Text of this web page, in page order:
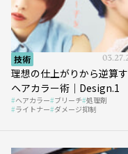
技術
理想の仕上がりから逆算
ヘアカラー術｜Design.1
ヘアカラー ブリーチ 処理剤
ライトナー ダメージ抑制